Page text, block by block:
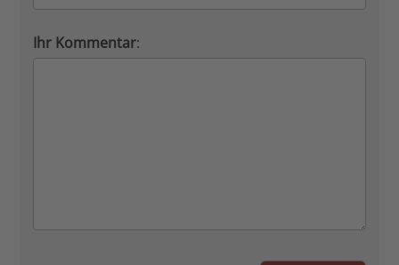
Ihr Kommentar: